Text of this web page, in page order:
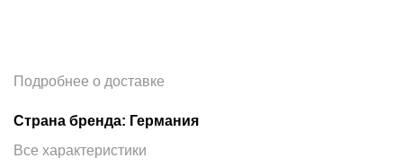
Подробнее о доставке
Страна бренда: Германия
Все характеристики